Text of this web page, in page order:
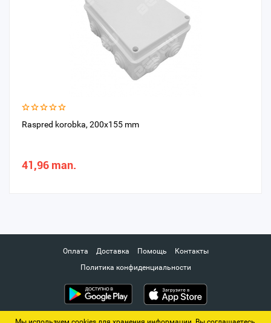
Raspred korobka, 200x155 mm
41,96 man.
Оплата Доставка Помощь
Контакты
Политика конфиденциальности